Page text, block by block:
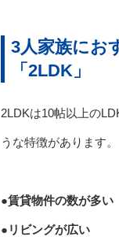
3人家族にお
「2LDK」
2LDKは10帖以上の
うな特徴があります。
●賃貸物件の数が多い
●リビングが広い